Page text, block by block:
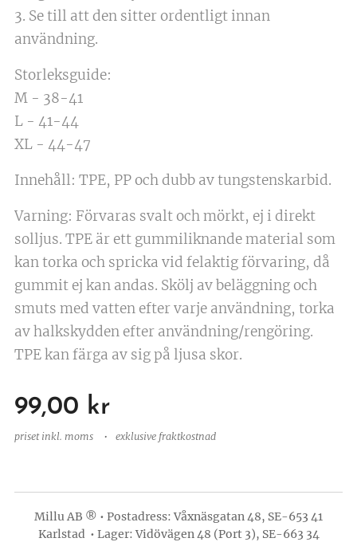
3. Se till att den sitter ordentligt innan
användning.
Storleksguide:
M - 38-41
L - 41-44
XL - 44-47
Innehåll: TPE, PP och dubb av tungstenskarbid.
Varning: Förvaras svalt och mörkt, ej i direkt
solljus. TPE är ett gummiliknande material som
kan torka och spricka vid felaktig förvaring, då
gummit ej kan andas. Skölj av beläggning och
smuts med vatten efter varje användning, torka
av halkskydden efter användning/rengöring.
TPE kan färga av sig på ljusa skor.
99,00 kr
priset inkl. moms exklusive fraktkostnad
Millu AB ® • Postadress: Våxnäsgatan 48, SE-653 41
Karlstad • Lager: Vidövägen 48 (Port 3), SE-663 34